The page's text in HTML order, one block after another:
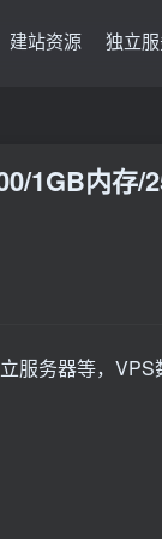
建站资源 独立
1GB内存/
服务器等，